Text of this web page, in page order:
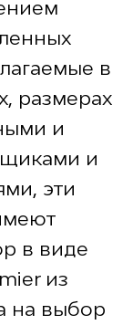
в
размерах
и
и
эти
в виде
из
на выбор